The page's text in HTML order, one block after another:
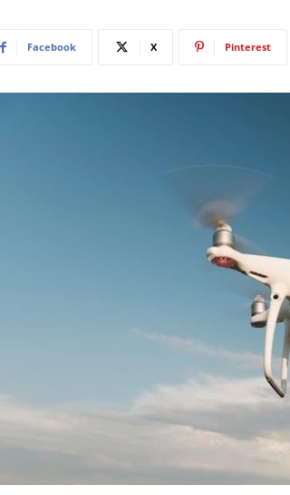
Facebook X Pinterest